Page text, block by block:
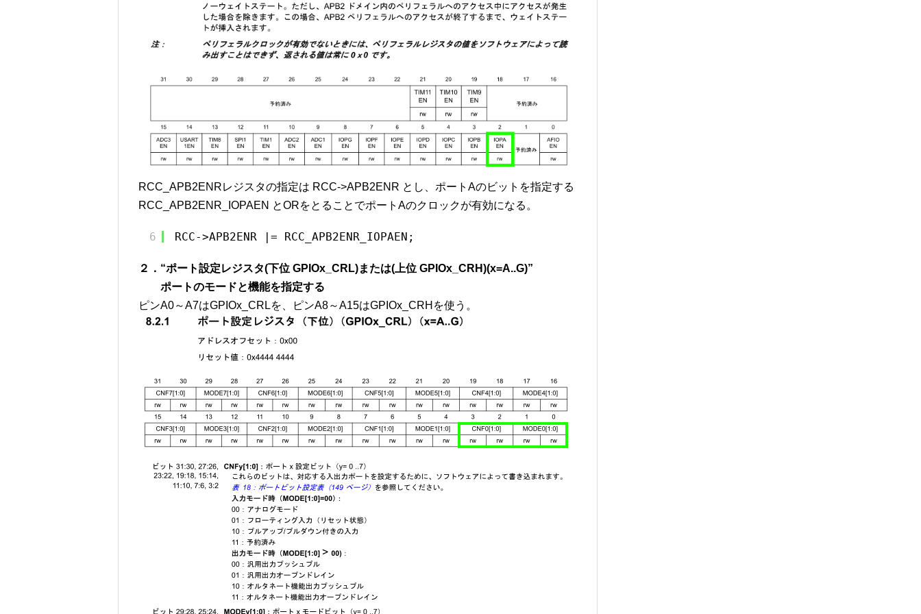
RCC_APB2ENRレジスタの指定は RCC->APB2ENR とし、ポートAのビットを指定する
RCC_APB2ENR_IOPAEN とORをとることでポートAのクロックが有効になる。
6 RCC->APB2ENR |= RCC_APB2ENR_IOPAEN;
２．“ポート設定レジスタ(下位 GPIOx_CRL)または(上位 GPIOx_CRH)(x=A..G)”
ポートのモードと機能を指定する
ピンA0～A7はGPIOx_CRLを、ピンA8～A15はGPIOx_CRHを使う。